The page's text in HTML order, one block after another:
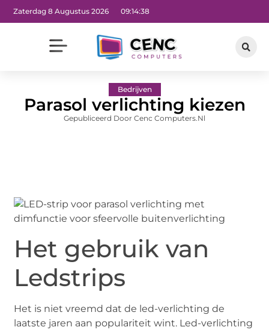
Zaterdag 8 Augustus 2026 09:14:39
Bedrijven
Parasol verlichting kiezen
Gepubliceerd Door Cenc Computers.nl
Het gebruik van
Ledstrips
Het is niet vreemd dat de led-verlichting de
laatste jaren aan populariteit wint. Led-verlichting